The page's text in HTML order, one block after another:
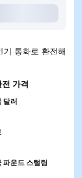
통화로 환전해
가격
러
운드 스털링